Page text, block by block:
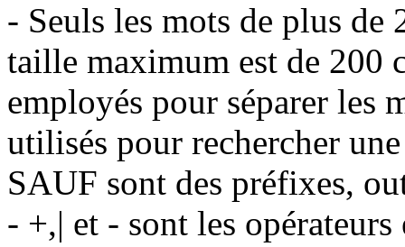
- Seuls les mots de plus de
taille maximum est de 200
employés pour séparer les
utilisés pour rechercher
SAUF sont des préfixes,
- +,| et - sont les